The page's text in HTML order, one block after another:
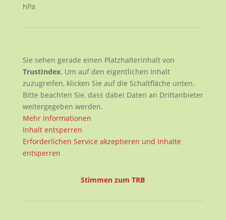
hPa
Sie sehen gerade einen Platzhalterinhalt von
TrustIndex. Um auf den eigentlichen Inhalt
zuzugreifen, klicken Sie auf die Schaltfläche unten.
Bitte beachten Sie, dass dabei Daten an Drittanbieter
weitergegeben werden.
Mehr Informationen
Inhalt entsperren
Erforderlichen Service akzeptieren und Inhalte
entsperren
Stimmen zum TRB